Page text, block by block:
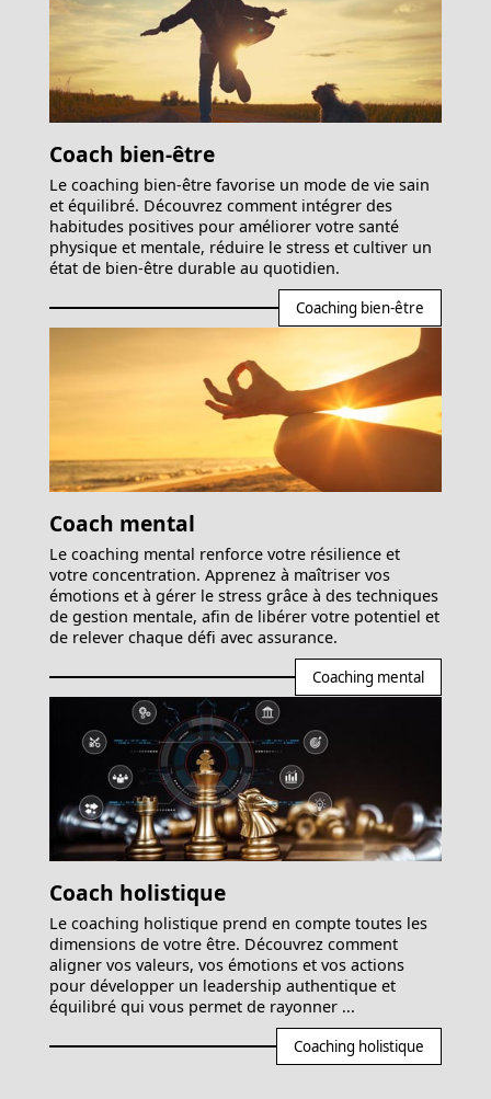
Coach bien-être
Le coaching bien-être favorise un mode de vie sain
et équilibré. Découvrez comment intégrer des
habitudes positives pour améliorer votre santé
physique et mentale, réduire le stress et cultiver un
état de bien-être durable au quotidien.
Coaching bien-être
Coach mental
Le coaching mental renforce votre résilience et
votre concentration. Apprenez à maîtriser vos
émotions et à gérer le stress grâce à des techniques
de gestion mentale, afin de libérer votre potentiel et
de relever chaque défi avec assurance.
Coaching mental
Coach holistique
Le coaching holistique prend en compte toutes les
dimensions de votre être. Découvrez comment
aligner vos valeurs, vos émotions et vos actions
pour développer un leadership authentique et
équilibré qui vous permet de rayonner ...
Coaching holistique